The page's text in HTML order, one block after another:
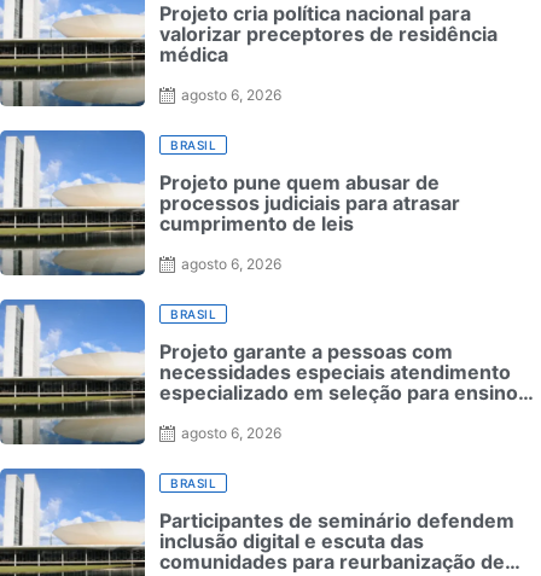
Projeto cria política nacional para
valorizar preceptores de residência
médica
Posted
agosto 6, 2026
BRASIL
Projeto pune quem abusar de
processos judiciais para atrasar
cumprimento de leis
Posted
agosto 6, 2026
BRASIL
Projeto garante a pessoas com
necessidades especiais atendimento
especializado em seleção para ensino
Posted
agosto 6, 2026
BRASIL
Participantes de seminário defendem
inclusão digital e escuta das
comunidades para reurbanização de